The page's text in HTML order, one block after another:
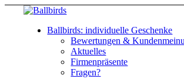
Ballbirds: individuelle Geschenke
Bewertungen &
Aktuelles
Firmenpräsente
Fragen?